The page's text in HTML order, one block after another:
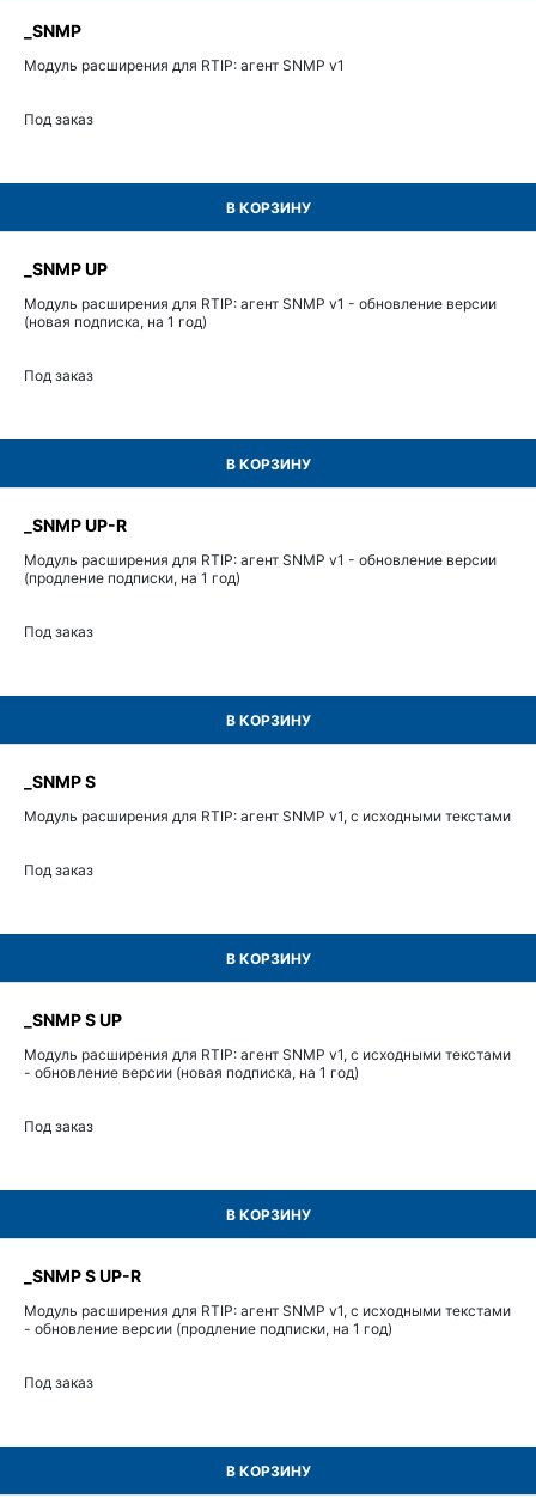
_SNMP
Модуль расширения для RTIP: агент SNMP v1
Под заказ
В КОРЗИНУ
_SNMP UP
Модуль расширения для RTIP: агент SNMP v1 - обновление версии
(новая подписка, на 1 год)
Под заказ
В КОРЗИНУ
_SNMP UP-R
Модуль расширения для RTIP: агент SNMP v1 - обновление версии
(продление подписки, на 1 год)
Под заказ
В КОРЗИНУ
_SNMP S
Модуль расширения для RTIP: агент SNMP v1, с исходными текстами
Под заказ
В КОРЗИНУ
_SNMP S UP
Модуль расширения для RTIP: агент SNMP v1, с исходными текстами
- обновление версии (новая подписка, на 1 год)
Под заказ
В КОРЗИНУ
_SNMP S UP-R
Модуль расширения для RTIP: агент SNMP v1, с исходными текстами
- обновление версии (продление подписки, на 1 год)
Под заказ
В КОРЗИНУ